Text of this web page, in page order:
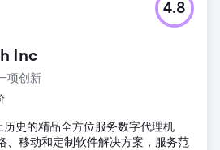
品，但面临几个挑战：• 网站流量
乏 SEO 优化，并且不适合移动设
户体验差。• 营销活动表现不佳：该
见度极低，付费活动的投资回报率
：尽管拥有有价值的内容，但他们
客户网站，改善了用户体验，优化
面和简化的结账流程提高了转化率。
Inc
项创新
4.8
历史的精品全方位服务数字代理机
、移动和定制软件解决方案，服务范